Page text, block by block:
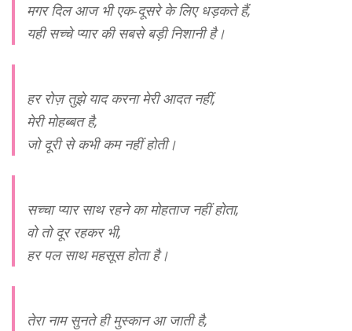
मगर दिल आज भी एक-दूसरे के लिए धड़कते हैं,
यही सच्चे प्यार की सबसे बड़ी निशानी है।
हर रोज़ तुझे याद करना मेरी आदत नहीं,
मेरी मोहब्बत है,
जो दूरी से कभी कम नहीं होती।
सच्चा प्यार साथ रहने का मोहताज नहीं होता,
वो तो दूर रहकर भी,
हर पल साथ महसूस होता है।
तेरा नाम सुनते ही मुस्कान आ जाती है,